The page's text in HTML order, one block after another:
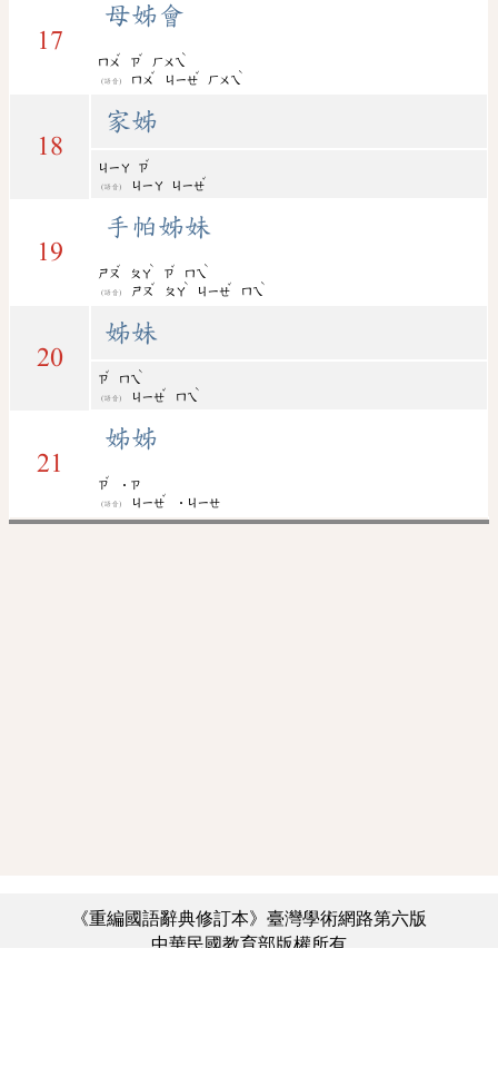
17
母姊會
ㄇㄨ
ˇ
ㄗ
ˇ
ㄏㄨㄟ
ˋ
(語音) ㄇㄨ
ˇ
ㄐㄧㄝ
ˇ
ㄏㄨㄟ
ˋ
18
家姊
ㄐㄧㄚ ㄗ
ˇ
(語音) ㄐㄧㄚ ㄐㄧㄝ
ˇ
19
手帕姊妹
ㄕㄡ
ˇ
ㄆㄚ
ˋ
ㄗ
ˇ
ㄇㄟ
ˋ
(語音) ㄕㄡ
ˇ
ㄆㄚ
ˋ
ㄐㄧㄝ
ˇ
ㄇㄟ
ˋ
20
姊妹
ㄗ
ˇ
ㄇㄟ
ˋ
(語音) ㄐㄧㄝ
ˇ
ㄇㄟ
ˋ
21
姊姊
ㄗ
ˇ
˙ㄗ
(語音) ㄐㄧㄝ
ˇ
˙ㄐㄧㄝ
《重編國語辭典修訂本》臺灣學術網路第六版
中華民國教育部版權所有